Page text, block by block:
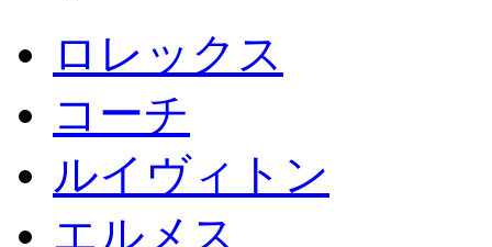
ロレックス
コーチ
ルイヴィトン
エルメス